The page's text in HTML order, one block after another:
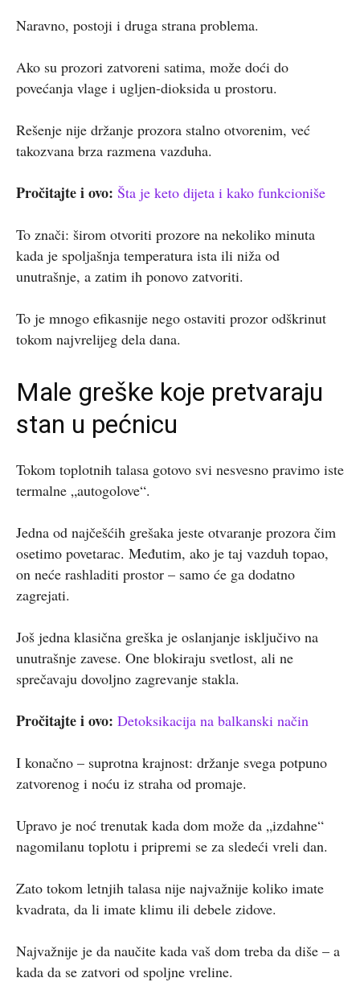
Naravno, postoji i druga strana problema.
Ako su prozori zatvoreni satima, može doći do
povećanja vlage i ugljen-dioksida u prostoru.
Rešenje nije držanje prozora stalno otvorenim, već
takozvana brza razmena vazduha.
Pročitajte i ovo: Šta je keto dijeta i kako funkcioniše
To znači: širom otvoriti prozore na nekoliko minuta
kada je spoljašnja temperatura ista ili niža od
unutrašnje, a zatim ih ponovo zatvoriti.
To je mnogo efikasnije nego ostaviti prozor odškrinut
tokom najvrelijeg dela dana.
Male greške koje pretvaraju
stan u pećnicu
Tokom toplotnih talasa gotovo svi nesvesno pravimo iste
termalne „autogolove“.
Jedna od najčešćih grešaka jeste otvaranje prozora čim
osetimo povetarac. Međutim, ako je taj vazduh topao,
on neće rashladiti prostor – samo će ga dodatno
zagrejati.
Još jedna klasična greška je oslanjanje isključivo na
unutrašnje zavese. One blokiraju svetlost, ali ne
sprečavaju dovoljno zagrevanje stakla.
Pročitajte i ovo: Detoksikacija na balkanski način
I konačno – suprotna krajnost: držanje svega potpuno
zatvorenog i noću iz straha od promaje.
Upravo je noć trenutak kada dom može da „izdahne“
nagomilanu toplotu i pripremi se za sledeći vreli dan.
Zato tokom letnjih talasa nije najvažnije koliko imate
kvadrata, da li imate klimu ili debele zidove.
Najvažnije je da naučite kada vaš dom treba da diše – a
kada da se zatvori od spoljne vreline.